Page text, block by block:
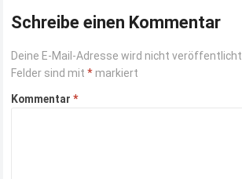
Schreibe einen Kommentar
Deine E-Mail-Adresse wird nicht veröffentlicht.
Felder sind mit* markiert
Kommentar*